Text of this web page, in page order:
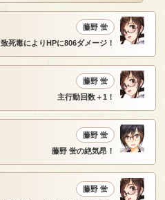
藤野 蛍
致死毒によりHPに806ダメージ！
藤野 蛍
主行動回数＋1！
藤野 蛍
藤野 蛍の絶気昂！
藤野 蛍